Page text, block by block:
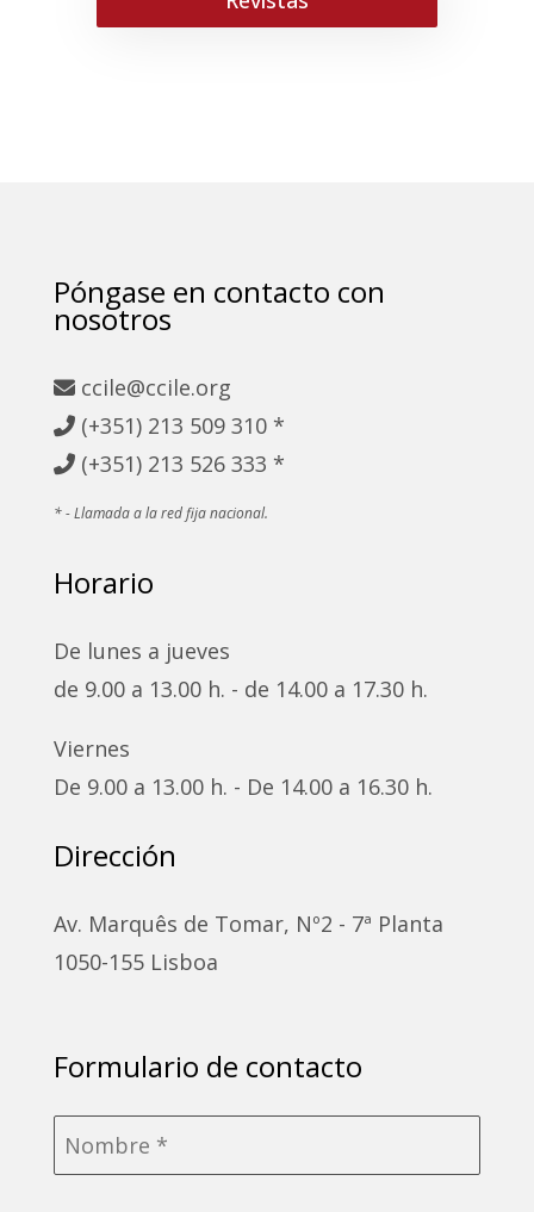
Póngase en contacto con
nosotros
ccile@ccile.org
(+351) 213 509 310 *
(+351) 213 526 333 *
* - Llamada a la red fija nacional.
Horario
De lunes a jueves
de 9.00 a 13.00 h. - de 14.00 a 17.30 h.
Viernes
De 9.00 a 13.00 h. - De 14.00 a 16.30 h.
Dirección
Av. Marquês de Tomar, Nº2 - 7ª Planta
1050-155 Lisboa
Formulario de contacto